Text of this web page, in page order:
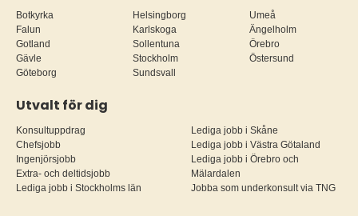
Botkyrka
Falun
Gotland
Gävle
Göteborg
Helsingborg
Karlskoga
Sollentuna
Stockholm
Sundsvall
Umeå
Ängelholm
Örebro
Östersund
Utvalt för dig
Konsultuppdrag
Chefsjobb
Ingenjörsjobb
Extra- och deltidsjobb
Lediga jobb i Stockholms län
Lediga jobb i Skåne
Lediga jobb i Västra Götaland
Lediga jobb i Örebro och
Mälardalen
Jobba som underkonsult via TNG